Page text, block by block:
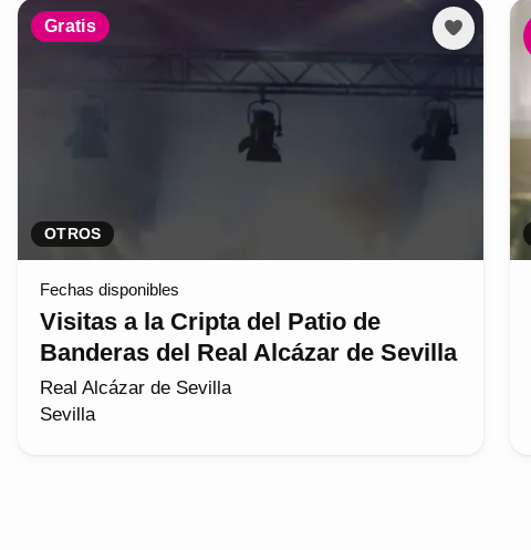
Gratis
OTROS
Fechas disponibles
Visitas a la Cripta del Patio de
Banderas del Real Alcázar de Sevilla
Real Alcázar de Sevilla
Sevilla